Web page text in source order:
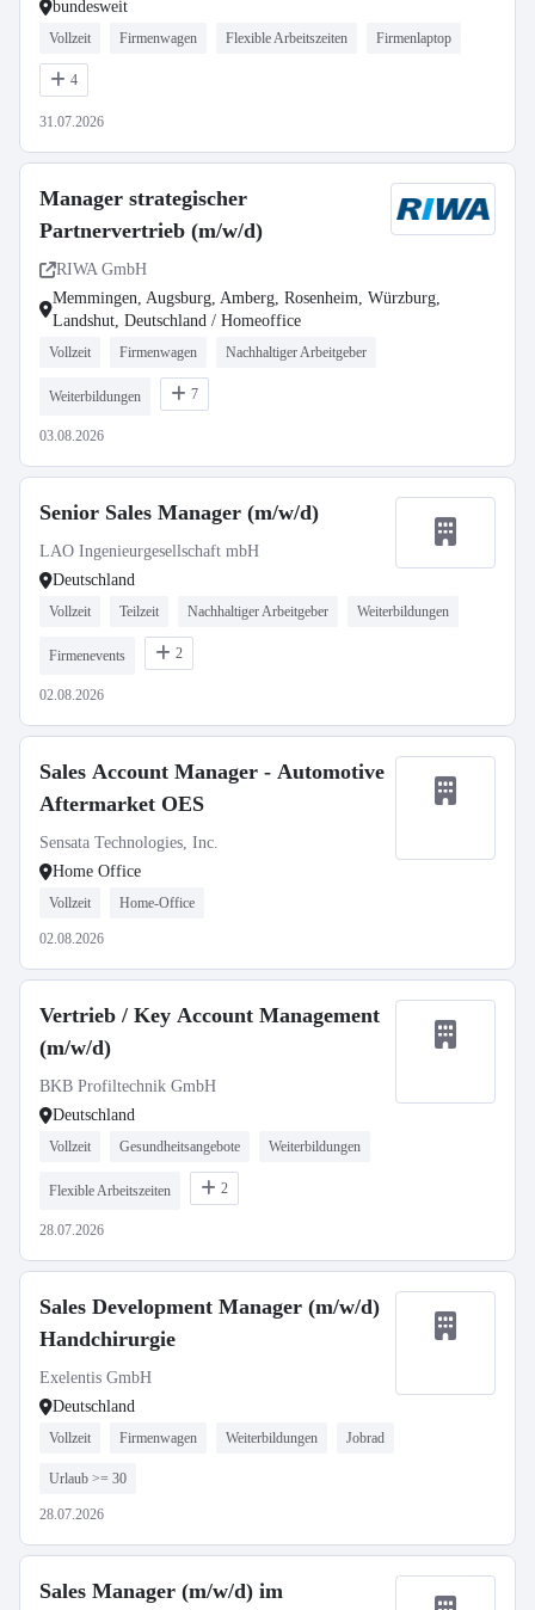
bundesweit
Vollzeit Firmenwagen Flexible Arbeitszeiten Firmenlaptop
4
31.07.2026
Manager strategischer
Partnervertrieb (m/w/d)
RIWA GmbH
Memmingen, Augsburg, Amberg, Rosenheim, Würzburg,
Landshut, Deutschland / Homeoffice
Vollzeit Firmenwagen Nachhaltiger Arbeitgeber
Weiterbildungen 7
03.08.2026
Senior Sales Manager (m/w/d)
LAO Ingenieurgesellschaft mbH
Deutschland
Vollzeit Teilzeit Nachhaltiger Arbeitgeber Weiterbildungen
Firmenevents 2
02.08.2026
Sales Account Manager - Automotive
Aftermarket OES
Sensata Technologies, Inc.
Home Office
Vollzeit Home-Office
02.08.2026
Vertrieb / Key Account Management
(m/w/d)
BKB Profiltechnik GmbH
Deutschland
Vollzeit Gesundheitsangebote Weiterbildungen
Flexible Arbeitszeiten 2
28.07.2026
Sales Development Manager (m/w/d)
Handchirurgie
Exelentis GmbH
Deutschland
Vollzeit Firmenwagen Weiterbildungen Jobrad
Urlaub >= 30
28.07.2026
Sales Manager (m/w/d) im